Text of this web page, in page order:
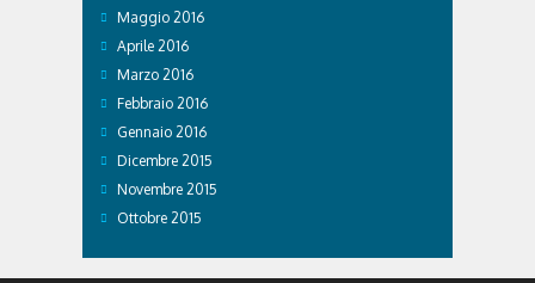
Maggio 2016
Aprile 2016
Marzo 2016
Febbraio 2016
Gennaio 2016
Dicembre 2015
Novembre 2015
Ottobre 2015